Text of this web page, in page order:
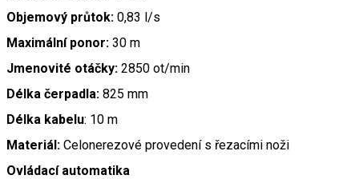
Objemový průtok: 0,83 l/s
Maximální ponor: 30 m
Jmenovité otáčky: 2850 ot/min
Délka čerpadla: 825 mm
Délka kabelu: 10 m
Materiál: Celonerezové provedení s řezacími noži
Ovládací automatika